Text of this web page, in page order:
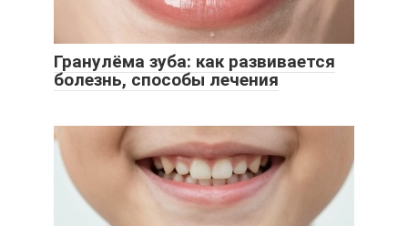
Гранулёма зуба: как развивается
болезнь, способы лечения